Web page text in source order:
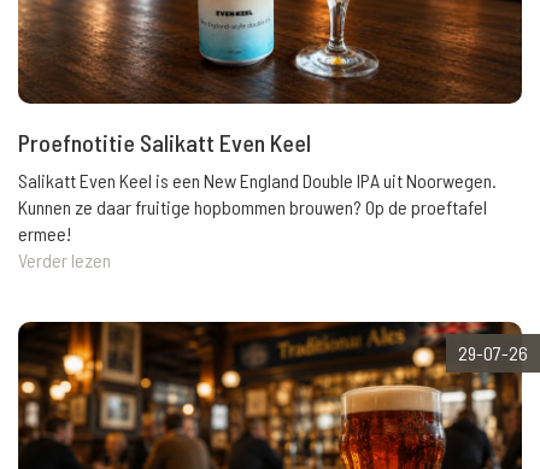
Proefnotitie Salikatt Even Keel
Salikatt Even Keel is een New England Double IPA uit Noorwegen.
Kunnen ze daar fruitige hopbommen brouwen? Op de proeftafel
ermee!
Verder lezen
29-07-26